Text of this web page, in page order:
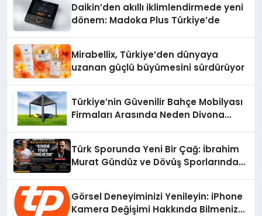
Daikin’den akıllı iklimlendirmede yeni
dönem: Madoka Plus Türkiye’de
Mirabellix, Türkiye’den dünyaya
uzanan güçlü büyümesini sürdürüyor
Türkiye’nin Güvenilir Bahçe Mobilyası
Firmaları Arasında Neden Divona
Türk Sporunda Yeni Bir Çağ: İbrahim
Murat Gündüz ve Dövüş Sporlarında
Görsel Deneyiminizi Yenileyin: iPhone
Kamera Değişimi Hakkında Bilmeniz